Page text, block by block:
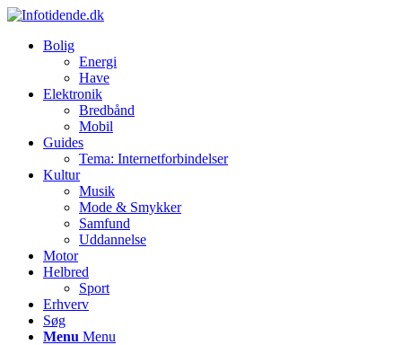
Bolig
Energi
Have
Elektronik
Bredbånd
Mobil
Guides
Tema: Internetforbindelser
Kultur
Musik
Mode & Smykker
Samfund
Uddannelse
Motor
Helbred
Sport
Erhverv
Søg
Menu Menu